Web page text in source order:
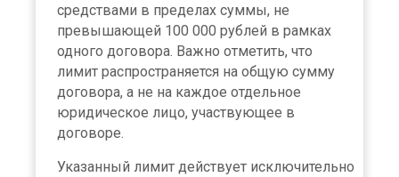
средствами в пределах суммы, не
превышающей 100 000 рублей в рамках
одного договора. Важно отметить, что
лимит распространяется на общую сумму
договора, а не на каждое отдельное
юридическое лицо, участвующее в
договоре.
Указанный лимит действует исключительно